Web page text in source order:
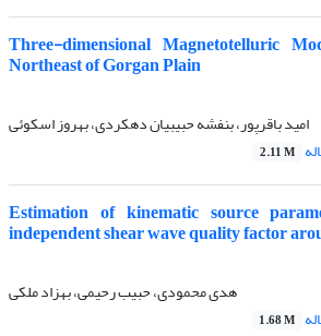
Three-dimensional Magnetotelluric
Northeast of Gorgan Plain
امید باقرپور، بنفشه حبیبیان دهکردی، بهروز اسکوئی
2.11 M
Estimation of kinematic source
independent shear wave quality factor
هدی محمودی، حبیب رحیمی، بهزاد ملکی
1.68 M